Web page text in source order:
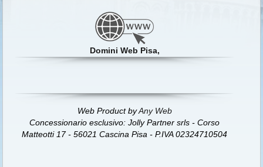
Domini Web Pisa,
Web Product byAny Web
Concessionario esclusivo: Jolly Partner srls - Corso
Matteotti 17 - 56021 Cascina Pisa - P.IVA 02324710504